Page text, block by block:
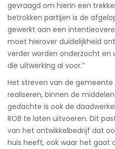
gevraagd om hierin een
betrokken partijen is de
gewerkt aan een
moet hierover duidelijkheid
verder worden onderzocht en
die uitwerking al voor.”
Het streven van de
realiseren, binnen de
gedachte is ook de
ROB te laten uitvoeren. Dit
van het ontwikkelbedrijf dat
huis heeft, ook waar het gaat